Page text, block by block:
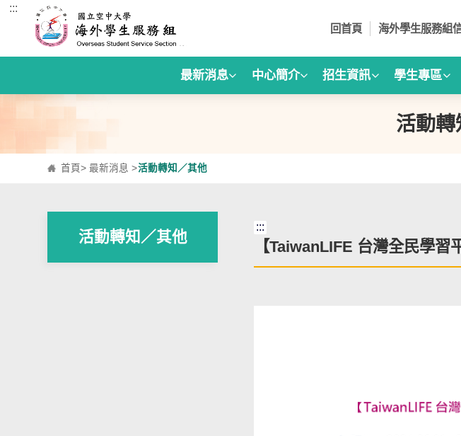
跳到主要內容區塊
:::
回首頁
海外學生服務組
最新消息 中心簡介 招生資訊 學生專區
活動
首頁>最新消息 >活動轉知／其他
活動轉知／其他
:::
【TaiwanLIFE 台灣全民學